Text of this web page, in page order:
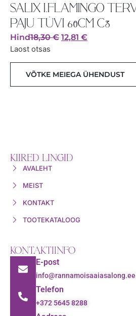
SALIX I.FLAMINGO
PAJU TÜVI 60CM C3
Hind18,30€ 12,81 €
Laost otsas
VÕTKE MEIEGA ÜHENDUST
KIIRED LINGID
AVALEHT
MEIST
KONTAKT
TOOTEKATALOOG
KONTAKTIINFO
E-post
info@rannamoisaaiasalong.ee
Telefon
+372 5645 8288